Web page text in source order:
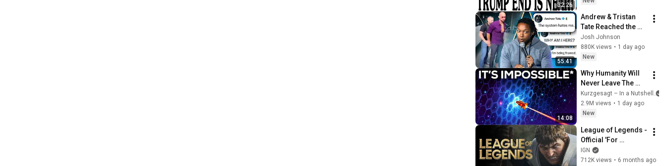
32:26
55:41
Andrew & Tristan
Tate Reached the
End of the Algorithm
Josh Johnson
880K views • 1 day ago
New
14:08
Why Humanity Will
Never Leave The
Solar System
Kurzgesagt – In a Nutshell
2.9M views • 1 day ago
New
League of Legends -
Official 'For
Demacia' Season 1
Cinematic Trailer
IGN
712K views • 6 months ago